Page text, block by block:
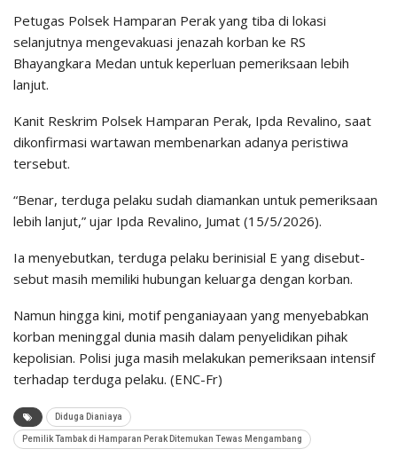
Petugas Polsek Hamparan Perak yang tiba di lokasi
selanjutnya mengevakuasi jenazah korban ke RS
Bhayangkara Medan untuk keperluan pemeriksaan lebih
lanjut.
Kanit Reskrim Polsek Hamparan Perak, Ipda Revalino, saat
dikonfirmasi wartawan membenarkan adanya peristiwa
tersebut.
“Benar, terduga pelaku sudah diamankan untuk pemeriksaan
lebih lanjut,” ujar Ipda Revalino, Jumat (15/5/2026).
Ia menyebutkan, terduga pelaku berinisial E yang disebut-
sebut masih memiliki hubungan keluarga dengan korban.
Namun hingga kini, motif penganiayaan yang menyebabkan
korban meninggal dunia masih dalam penyelidikan pihak
kepolisian. Polisi juga masih melakukan pemeriksaan intensif
terhadap terduga pelaku. (ENC-Fr)
Diduga Dianiaya
Pemilik Tambak di Hamparan Perak Ditemukan Tewas Mengambang